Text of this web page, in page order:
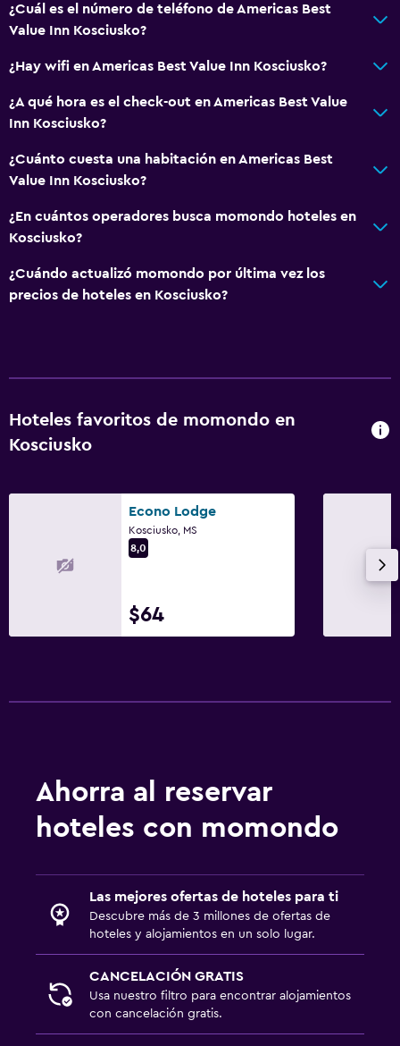
Centro de negocios
Recepción 24 horas
Baño
Tina de baño
Secador de pelo
Lavandería
Plancha y tabla de planchar
General
Zona de trabajo
Salud y seguridad
Limpieza diaria
Ideal para familias
Cuna/cama nido disponibles
¿Cuál es el número de teléfono de Americas Best
Value Inn Kosciusko?
¿Hay wifi en Americas Best Value Inn Kosciusko?
¿A qué hora es el check-out en Americas Best Value
Inn Kosciusko?
¿Cuánto cuesta una habitación en Americas Best
Value Inn Kosciusko?
¿En cuántos operadores busca momondo hoteles en
Kosciusko?
¿Cuándo actualizó momondo por última vez los
precios de hoteles en Kosciusko?
Hoteles favoritos de momondo en
Kosciusko
Econo Lodge
Kosciusko, MS
8,0
$64
Ahorra al reservar
hoteles con momondo
Las mejores ofertas de hoteles para ti
Descubre más de 3 millones de ofertas de
hoteles y alojamientos en un solo lugar.
CANCELACIÓN GRATIS
Usa nuestro filtro para encontrar alojamientos
con cancelación gratis.